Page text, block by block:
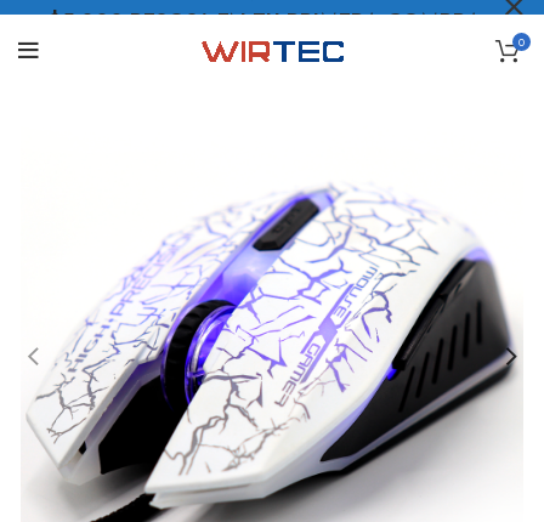
0
$5.000 PESOS* EN TU PRIMERA COMPRA